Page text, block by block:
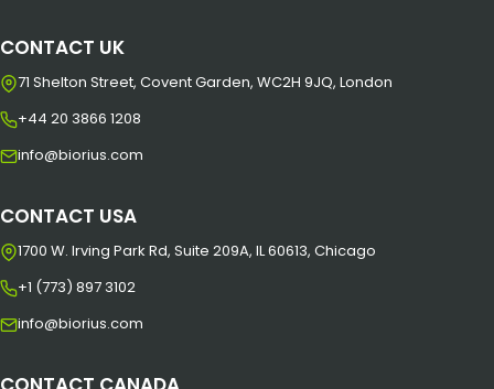
CONTACT UK
71 Shelton Street, Covent Garden, WC2H 9JQ, London
+44 20 3866 1208
info@biorius.com
CONTACT USA
1700 W. Irving Park Rd, Suite 209A, IL 60613, Chicago
+1 (773) 897 3102
info@biorius.com